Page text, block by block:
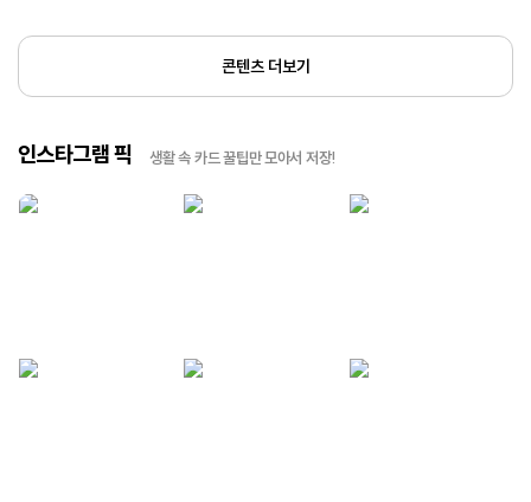
콘텐츠 더보기
인스타그램 픽 생활 속 카드 꿀팁만 모아서 저장!